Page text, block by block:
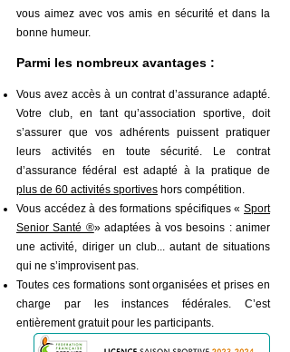
vous aimez avec vos amis en sécurité et dans la
bonne humeur.
Parmi les nombreux avantages :
Vous avez accès à un contrat d’assurance adapté.
Votre club, en tant qu’association sportive, doit
s’assurer que vos adhérents puissent pratiquer
leurs activités en toute sécurité. Le contrat
d’assurance fédéral est adapté à la pratique de
plus de 60 activités sportives hors compétition.
Vous accédez à des formations spécifiques « Sport
Senior Santé ®» adaptées à vos besoins : animer
une activité, diriger un club... autant de situations
qui ne s’improvisent pas.
Toutes ces formations sont organisées et prises en
charge par les instances fédérales. C’est
entièrement gratuit pour les participants.